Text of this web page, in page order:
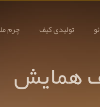
تولیدی کیف چرم
همایش